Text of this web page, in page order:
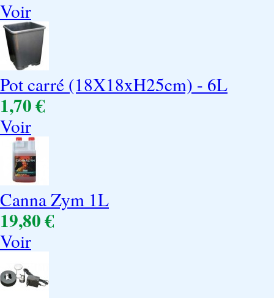
Voir
Pot carré (18X18xH25cm) - 6L
1,70 €
Voir
Canna Zym 1L
19,80 €
Voir